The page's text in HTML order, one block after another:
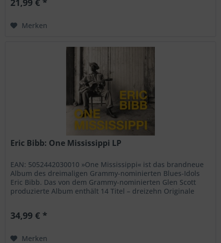
21,99 € *
Merken
Eric Bibb: One Mississippi LP
EAN: 5052442030010 »One Mississippi« ist das brandneue
Album des dreimaligen Grammy-nominierten Blues-Idols
Eric Bibb. Das von dem Grammy-nominierten Glen Scott
produzierte Album enthält 14 Titel – dreizehn Originale
34,99 € *
Merken